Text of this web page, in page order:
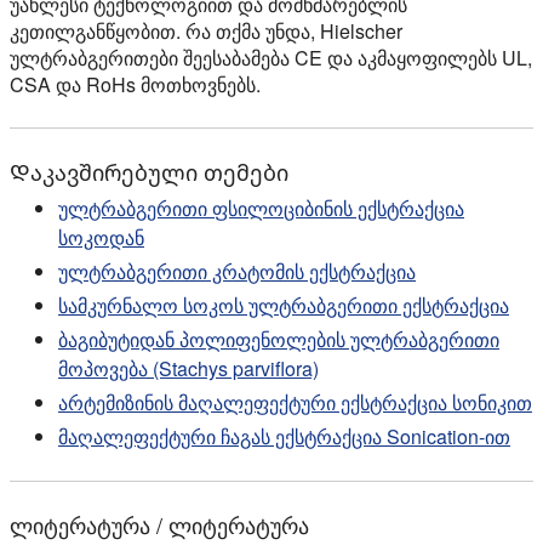
კეთილგანწყობით. რა თქმა უნდა, Hielscher
ულტრაბგერითები შეესაბამება CE და აკმაყოფილებს UL,
CSA და RoHs მოთხოვნებს.
Დაკავშირებული თემები
ულტრაბგერითი ფსილოციბინის ექსტრაქცია
სოკოდან
ულტრაბგერითი კრატომის ექსტრაქცია
სამკურნალო სოკოს ულტრაბგერითი ექსტრაქცია
ბაგიბუტიდან პოლიფენოლების ულტრაბგერითი
მოპოვება (Stachys parviflora)
არტემიზინის მაღალეფექტური ექსტრაქცია სონიკით
მაღალეფექტური ჩაგას ექსტრაქცია Sonication-ით
ლიტერატურა / ლიტერატურა